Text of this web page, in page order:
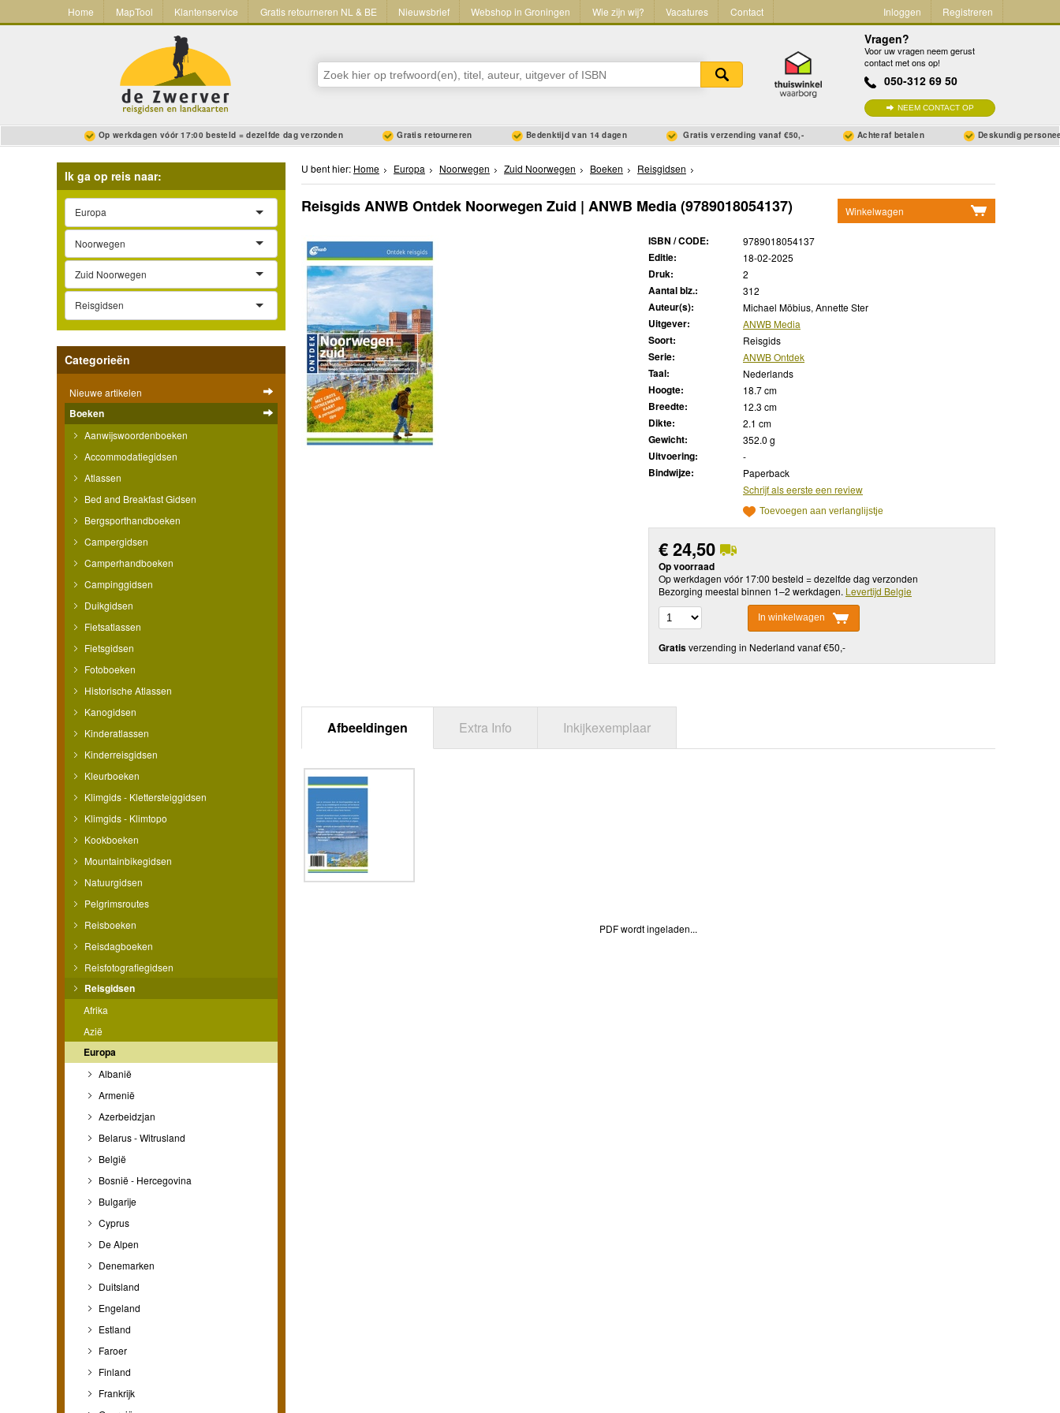
Home MapTool Klantenservice Gratis retourneren NL & BE Nieuwsbrief Webshop in Groningen Wie zijn wij? Vacatures Contact Inloggen Registreren
Vragen?
Voor uw vragen neem gerust
contact met ons op!
050-312 69 50
NEEM CONTACT OP
Op werkdagen vóór 17:00 besteld = dezelfde dag verzonden Gratis retourneren Bedenktijd van 14 dagen Gratis verzending vanaf €50,- Achteraf betalen Deskundig
Ik ga op reis naar:
Europa
Noorwegen
Zuid Noorwegen
Reisgidsen
Categorieën
Nieuwe artikelen
Boeken
Aanwijswoordenboeken
Accommodatiegidsen
Atlassen
Bed and Breakfast Gidsen
Bergsporthandboeken
Campergidsen
Camperhandboeken
Campinggidsen
Duikgidsen
Fietsatlassen
Fietsgidsen
Fotoboeken
Historische Atlassen
Kanogidsen
Kinderatlassen
Kinderreisgidsen
Kleurboeken
Klimgids - Klettersteiggidsen
Klimgids - Klimtopo
Kookboeken
Mountainbikegidsen
Natuurgidsen
Pelgrimsroutes
Reisboeken
Reisdagboeken
Reisfotografiegidsen
Reisgidsen
Afrika
Azië
Europa
Albanië
Armenië
Azerbeidzjan
Belarus - Witrusland
België
Bosnië - Hercegovina
Bulgarije
Cyprus
De Alpen
Denemarken
Duitsland
Engeland
Estland
Faroer
Finland
Frankrijk
U bent hier: Home Europa Noorwegen Zuid Noorwegen Boeken Reisgidsen
Winkelwagen
Reisgids ANWB Ontdek Noorwegen Zuid | ANWB Media(9789018054137)
ISBN / CODE: 9789018054137
Editie: 18-02-2025
Druk: 2
Aantal blz.: 312
Auteur(s): Michael Möbius, Annette Ster
Uitgever: ANWB Media
Soort: Reisgids
Serie: ANWB Ontdek
Taal: Nederlands
Hoogte: 18.7 cm
Breedte: 12.3 cm
Dikte: 2.1 cm
Gewicht: 352.0 g
Uitvoering: -
Bindwijze:
Paperback
Schrijf als eerste een review
Toevoegen aan verlanglijstje
€24,50
Op voorraad
Op werkdagen vóór 17:00 besteld = dezelfde dag verzonden
Bezorging meestal binnen 1–2 werkdagen. Levertijd Belgie
In winkelwagen
Gratisverzending in Nederland vanaf €50,-
Afbeeldingen Extra Info Inkijkexemplaar
PDF wordt ingeladen...